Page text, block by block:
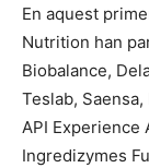
En aquest
Nutrition han
Biobalance,
Teslab,
API Experience
Ingredizymes